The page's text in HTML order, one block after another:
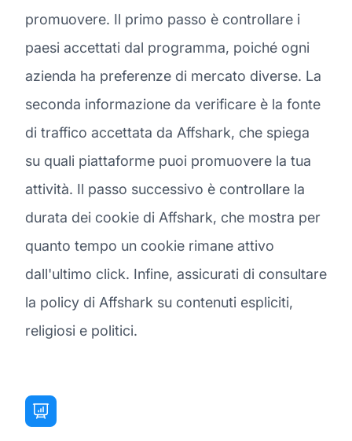
promuovere. Il primo passo è controllare i
paesi accettati dal programma, poiché ogni
azienda ha preferenze di mercato diverse. La
seconda informazione da verificare è la fonte
di traffico accettata da Affshark, che spiega
su quali piattaforme puoi promuovere la tua
attività. Il passo successivo è controllare la
durata dei cookie di Affshark, che mostra per
quanto tempo un cookie rimane attivo
dall'ultimo click. Infine, assicurati di consultare
la policy di Affshark su contenuti espliciti,
religiosi e politici.